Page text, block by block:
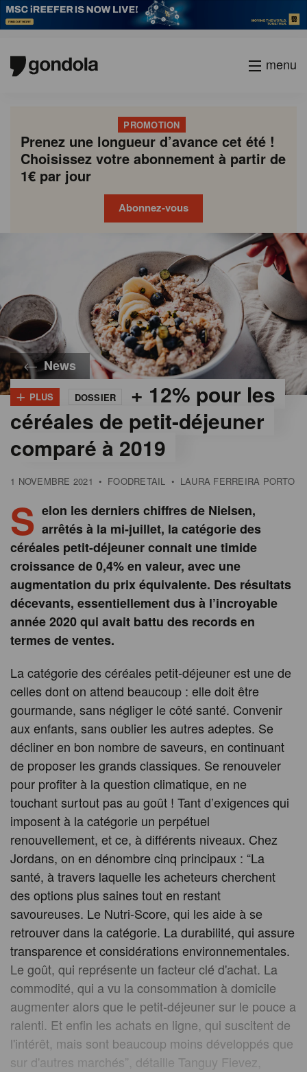
menu
PROMOTION
Prenez une longueur d’avance cet été !
Choisissez votre abonnement à partir de
1€ par jour
Abonnez-vous
News
+ PLUS DOSSIER
+ 12% pour les
céréales de petit-déjeuner
comparé à 2019
1 NOVEMBRE 2021 • FOODRETAIL • LAURA FERREIRA PORTO
S elon les derniers chiffres de Nielsen,
arrêtés à la mi-juillet, la catégorie des
céréales petit-déjeuner connait une timide
croissance de 0,4% en valeur, avec une
augmentation du prix équivalente. Des résultats
décevants, essentiellement dus à l’incroyable
année 2020 qui avait battu des records en
termes de ventes.
La catégorie des céréales petit-déjeuner est une de
celles dont on attend beaucoup : elle doit être
gourmande, sans négliger le côté santé. Convenir
aux enfants, sans oublier les autres adeptes. Se
décliner en bon nombre de saveurs, en continuant
de proposer les grands classiques. Se renouveler
pour profiter à la question climatique, en ne
touchant surtout pas au goût ! Tant d’exigences qui
imposent à la catégorie un perpétuel
renouvellement, et ce, à différents niveaux. Chez
Jordans, on en dénombre cinq principaux : “La
santé, à travers laquelle les acheteurs cherchent
des options plus saines tout en restant
savoureuses. Le Nutri-Score, qui les aide à se
retrouver dans la catégorie. La durabilité, qui assure
transparence et considérations environnementales.
Le goût, qui représente un facteur clé d'achat. La
commodité, qui a vu la consommation à domicile
augmenter alors que le petit-déjeuner sur le pouce a
ralenti. Et enfin les achats en ligne, qui suscitent de
l'intérêt, mais sont beaucoup moins développés que
sur d'autres marchés”, détaille Tanguy Fievez,